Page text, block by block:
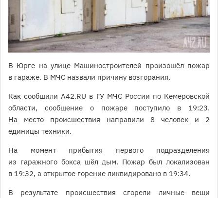
В Юрге на улице Машиностроителей произошёл пожар
в гараже. В МЧС назвали причину возгорания.
Как сообщили A42.RU в ГУ МЧС России по Кемеровской
области, сообщение о пожаре поступило в 19:23.
На место происшествия направили 8 человек и 2
единицы техники.
На момент прибытия первого подразделения
из гаражного бокса шёл дым. Пожар был локализован
в 19:32, а открытое горение ликвидировано в 19:34.
В результате происшествия сгорели личные вещи